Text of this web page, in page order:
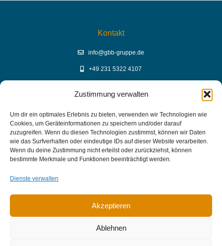
Zustimmung verwalten
Um dir ein optimales Erlebnis zu bieten, verwenden wir Technologien wie
Cookies, um Geräteinformationen zu speichern und/oder darauf
zuzugreifen. Wenn du diesen Technologien zustimmst, können wir Daten
wie das Surfverhalten oder eindeutige IDs auf dieser Website verarbeiten.
Wenn du deine Zustimmung nicht erteilst oder zurückziehst, können
bestimmte Merkmale und Funktionen beeinträchtigt werden.
Dienste verwalten
Akzeptieren
Ablehnen
Kontakt
info@gbb-gruppe.de
+49 231 5322 4107
GBB Mediathek auf YouTube
Datenschutz